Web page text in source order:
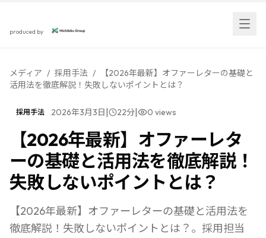
produced by
メディア / 採用手法 /
【2026年最新】オファーレターの基礎と
活用法を徹底解説！失敗しないポイントとは？
採用手法 2026年3月3日 22分 0 views
【2026年最新】オファーレタ
ーの基礎と活用法を徹底解説！
失敗しないポイントとは？
【2026年最新】オファーレターの基礎と活用法を
徹底解説！失敗しないポイントとは？。採用担当